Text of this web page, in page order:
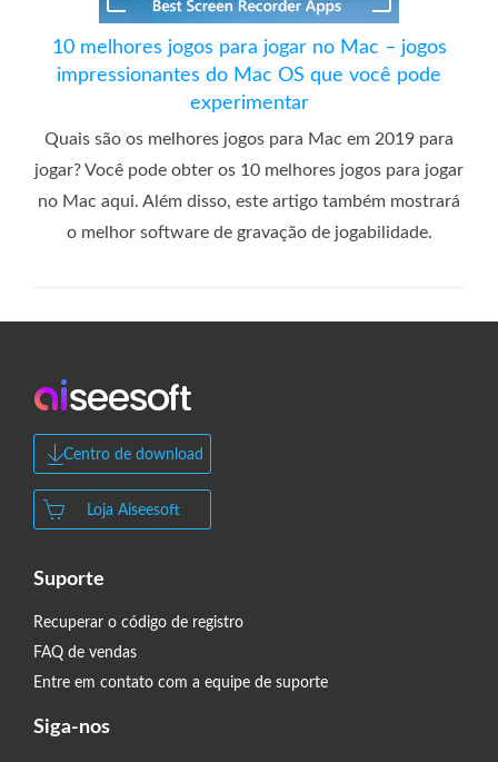
10 melhores jogos para jogar no Mac – jogos
impressionantes do Mac OS que você pode
experimentar
Quais são os melhores jogos para Mac em 2019 para
jogar? Você pode obter os 10 melhores jogos para jogar
no Mac aqui. Além disso, este artigo também mostrará
o melhor software de gravação de jogabilidade.
Centro de download
Loja Aiseesoft
Suporte
Recuperar o código de registro
FAQ de vendas
Entre em contato com a equipe de suporte
Siga-nos